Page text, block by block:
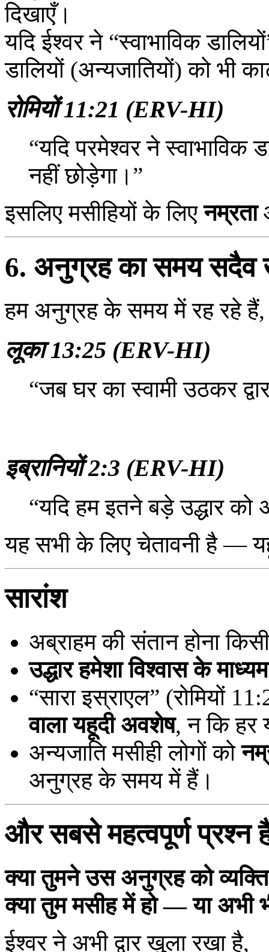
दिखाएँ।
यदि ईश्वर ने “स्वाभाविक
डालियों (अन्यजातियों) को भी
रोमियों 11:21 (ERV-HI)
“यदि परमेश्वर ने स्वाभाविक
नहीं छोड़ेगा।”
इसलिए मसीहियों के लिएनम्रता
6. अनुग्रह का समय सदैव
हम अनुग्रह के समय में रह रहे हैं,
लूका 13:25 (ERV-HI)
“जब घर का स्वामी उठकर
इब्रानियों 2:3 (ERV-HI)
“यदि हम इतने बड़े उद्धार
यह सभी के लिए चेतावनी है —
सारांश
अब्राहम की संतान होना
उद्धार हमेशा विश्वास के
“सारा इस्राएल” (रोमियों
वाला यहूदी अवशेष, न कि हर
अन्यजाति मसीही लोगों को
अनुग्रह के समय में हैं।
और सबसे महत्वपूर्ण प्रश्न
क्या तुमने उस अनुग्रह को
क्या तुम मसीह में हो — या अभी
ईश्वर ने अभी द्वार खुला रखा है,